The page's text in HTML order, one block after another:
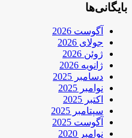
بایگانی‌ها
آگوست 2026
جولای 2026
ژوئن 2026
ژانویه 2026
دسامبر 2025
نوامبر 2025
اکتبر 2025
سپتامبر 2025
آگوست 2025
نوامبر 2020